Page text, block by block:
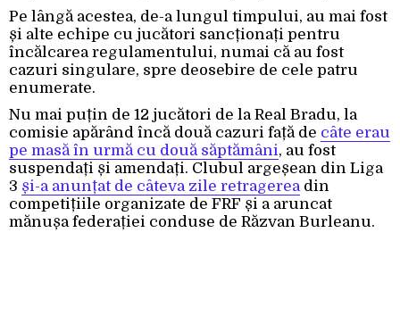
Pe lângă acestea, de-a lungul timpului, au mai fost
și alte echipe cu jucători sancționați pentru
încălcarea regulamentului, numai că au fost
cazuri singulare, spre deosebire de cele patru
enumerate.
Nu mai puțin de 12 jucători de la Real Bradu, la
comisie apărând încă două cazuri față de câte erau
pe masă în urmă cu două săptămâni, au fost
suspendați și amendați. Clubul argeșean din Liga
3 și-a anunțat de câteva zile retragereadin
competițiile organizate de FRF și a aruncat
mănușa federației conduse de Răzvan Burleanu.